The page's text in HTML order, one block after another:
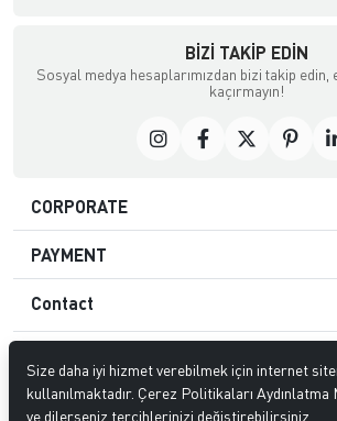
BIZI TAKIP EDIN
Sosyal medya hesaplarımızdan bizi takip
kaçırmayın!
CORPORATE
PAYMENT
Contact
© 2021ATC DIŞ TİC. LTD.. All rights
Size daha iyi hizmet verebilmek için internet
kullanılmaktadır. Çerez Politikaları Aydınlatma
ve dilerseniz tercihlerinizi değiştirebilirsiniz.